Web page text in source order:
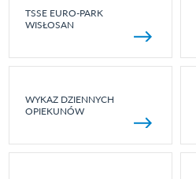
TSSE EURO-PARK
WISŁOSAN
WYKAZ DZIENNYCH
OPIEKUNÓW